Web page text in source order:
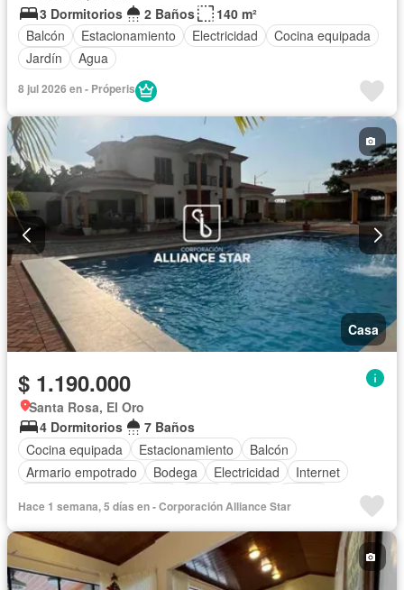
3 Dormitorios
2 Baños
140 m²
Balcón
Estacionamiento Electricidad
Cocina equipada
Jardín
Agua
8 jul 2026 en - Próperis
Casa
$ 1.190.000
Santa Rosa, El Oro
4 Dormitorios
7 Baños
Cocina equipada
Estacionamiento
Balcón
Armario empotrado
Bodega Electricidad
Internet
Piscina
Aire acondicionado Alarma
Calefacción
Cocina integral
Cuarto de servicio
Terraza
Área para niños
Conserje
Acceso para personas con discapacidad
Parrilla
Hace 1 semana, 5 días en - Corporación Alliance Star